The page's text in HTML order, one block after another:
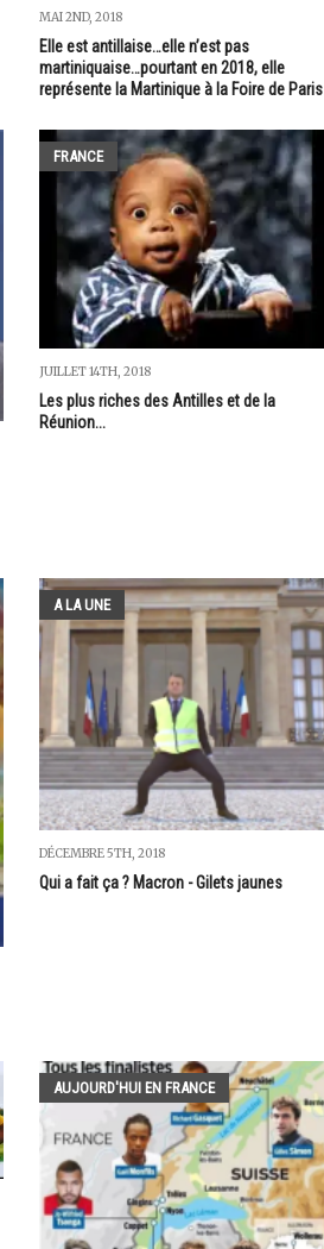
MAI 2ND, 2018
Elle est antillaise…elle n’est pas
martiniquaise…pourtant en 2018, elle
représente la Martinique à la Foire de Paris
FRANCE
JUILLET 14TH, 2018
Les plus riches des Antilles et de la
Réunion...
A LA UNE
DÉCEMBRE 5TH, 2018
Qui a fait ça ? Macron - Gilets jaunes
AUJOURD'HUI EN FRANCE